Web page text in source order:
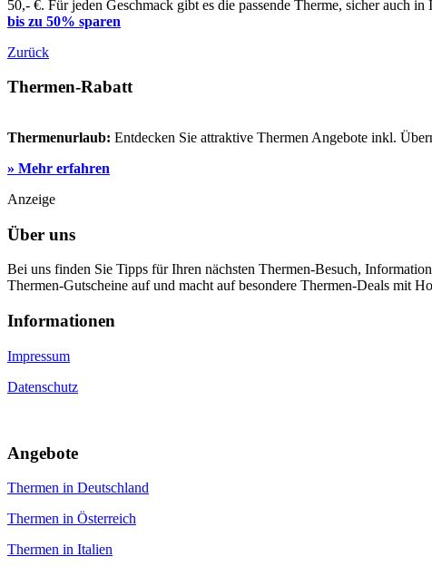
50,- €. Für jeden Geschmack gibt es die passende Therme, sicher auch
bis zu 50% sparen
Zurück
Thermen-Rabatt
Thermenurlaub: Entdecken Sie attraktive Thermen Angebote inkl.
» Mehr erfahren
Anzeige
Über uns
Bei uns finden Sie Tipps für Ihren nächsten Thermen-Besuch,
Thermen-Gutscheine auf und macht auf besondere Thermen-Deals mit
Informa­tionen
Impressum
Datenschutz
An­gebote
Thermen in Deutschland
Thermen in Österreich
Thermen in Italien